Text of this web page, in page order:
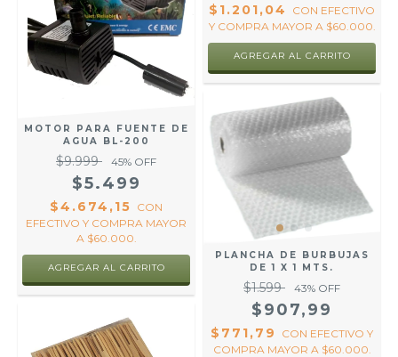
MOTOR PARA FUENTE DE
AGUA BL-200
$9.999 45% OFF
$5.499
$4.674,15 CON
EFECTIVO Y COMPRA MAYOR
A $60.000.
$1.201,04 CON EFECTIVO
Y COMPRA MAYOR A $60.000.
PLANCHA DE BURBUJAS
DE 1 X 1 MTS.
$1.599 43% OFF
$907,99
$771,79 CON EFECTIVO Y
COMPRA MAYOR A $60.000.